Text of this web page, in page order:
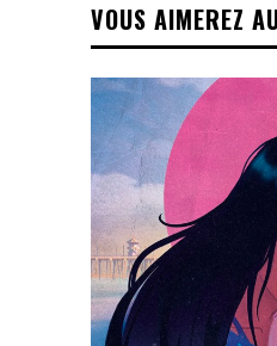
VOUS AIMEREZ